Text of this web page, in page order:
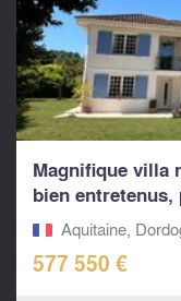
Magnifique villa
bien
énergétique a...
Aquitaine,
577 550 €